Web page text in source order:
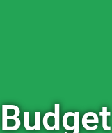
Budget